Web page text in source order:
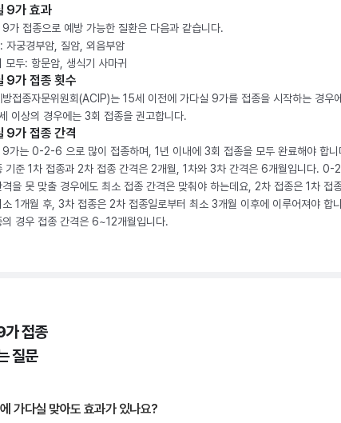
9가 효과
가 접종으로 예방 가능한 질환은 다음과 같습니다.
자궁경부암, 질암, 외음부암
모두: 항문암, 생식기 사마귀
9가 접종 횟수
방접종자문위원회(ACIP)는 15세 이전에 가다실 9가를 접종을 시작하는 경우
이상의 경우에는 3회 접종을 권고합니다.
9가 접종 간격
9가는 0-2-6 으로 많이 접종하며, 1년 이내에 3회 접종을 모두 완료해야 합
기준 1차 접종과 2차 접종 간격은 2개월, 1차와 3차 간격은 6개월입니다. 0-
격을 못 맞출 경우에도 최소 접종 간격은 맞춰야 하는데요, 2차 접종은 1차 접
소 1개월 후, 3차 접종은 2차 접종일로부터 최소 3개월 이후에 이루어져야 합
의 경우 접종 간격은 6~12개월입니다.
가 접종
질문
가다실 맞아도 효과가 있나요?